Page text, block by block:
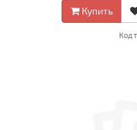
Купить
Код